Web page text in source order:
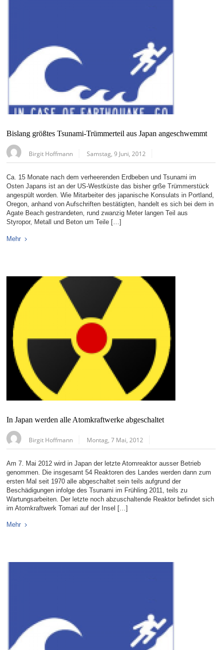
Bislang größtes Tsunami-Trümmerteil aus Japan angeschwemmt
Birgit Hoffmann Samstag, 9 Juni, 2012
Ca. 15 Monate nach dem verheerenden Erdbeben und Tsunami im
Osten Japans ist an der US-Westküste das bisher grße Trümmerstück
angespült worden. Wie Mitarbeiter des japanische Konsulats in Portland,
Oregon, anhand von Aufschriften bestätigten, handelt es sich bei dem in
Agate Beach gestrandeten, rund zwanzig Meter langen Teil aus
Styropor, Metall und Beton um Teile […]
Mehr
In Japan werden alle Atomkraftwerke abgeschaltet
Birgit Hoffmann Montag, 7 Mai, 2012
Am 7. Mai 2012 wird in Japan der letzte Atomreaktor ausser Betrieb
genommen. Die insgesamt 54 Reaktoren des Landes werden dann zum
ersten Mal seit 1970 alle abgeschaltet sein teils aufgrund der
Beschädigungen infolge des Tsunami im Frühling 2011, teils zu
Wartungsarbeiten. Der letzte noch abzuschaltende Reaktor befindet sich
im Atomkraftwerk Tomari auf der Insel […]
Mehr